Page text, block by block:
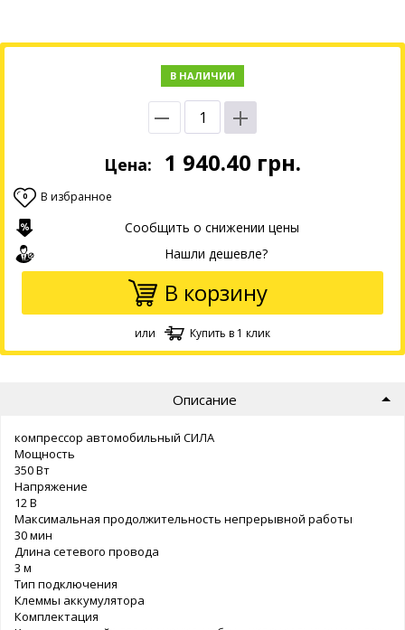
В НАЛИЧИИ
Цена: 1 940.40 грн.
0 В избранное
Сообщить о снижении цены
Нашли дешевле?
В корзину
или Купить в 1 клик
Описание
компрессор автомобильный СИЛА
Мощность
350 Вт
Напряжение
12 В
Максимальная продолжительность непрерывной работы
30 мин
Длина сетевого провода
3 м
Тип подключения
Клеммы аккумулятора
Комплектация